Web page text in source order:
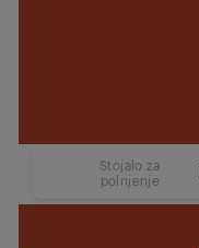
Stojalo za
polnjenje